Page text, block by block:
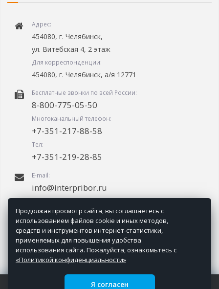
Адрес:
454080, г. Челябинск,
ул. Витебская 4, 2 этаж
Для корреспонденции:
454080, г. Челябинск, а/я 12771
Бесплатные звонки по всей России:
8-800-775-05-50
Многоканальный телефон:
+7-351-217-88-58
Тел:
+7-351-219-28-85
E-mail:
info@interpribor.ru
09.00-18.00 (мск + 2.00)
ООО НПП Интерприбор © 2006-2026
Продолжая просмотр сайта, вы соглашаетесь с
использованием файлов cookie и иных методов,
средств и инструментов интернет-статистики,
применяемых для повышения удобства
использования сайта. Пожалуйста, ознакомьтесь с
«Политикой конфиденциальности»
Я согласен